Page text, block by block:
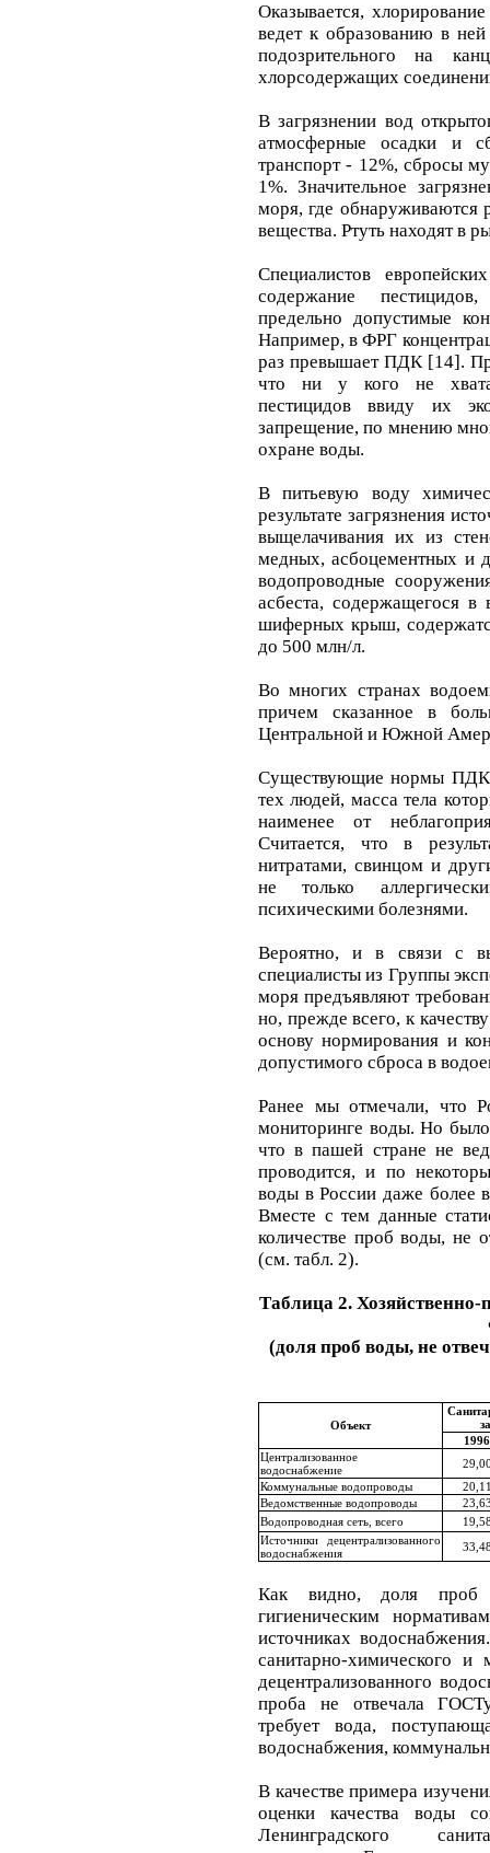
Оказывается,
ведет к образованию в
подозрительного на
хлорсодержащих
В загрязнении вод
атмосферные осадки и
транспорт - 12%, сбросы
1%. Значительное
моря, где обнаруживаются
вещества. Ртуть находят в
Специалистов
содержание
предельно допустимые
Например, в ФРГ
раз превышает ПДК [14].
что ни у кого не
пестицидов ввиду их
запрещение, по мнению
охране воды.
В питьевую воду
результате загрязнения
выщелачивания их из
медных, асбоцементных и
водопроводные
асбеста, содержащегося
шиферных крыш,
до 500 млн/л.
Во многих странах
причем сказанное в
Центральной и Южной
Существующие нормы ПДК
тех людей, масса тела
наименее от
Считается, что в
нитратами, свинцом и
не только
психическими болезнями.
Вероятно, и в связи с
специалисты из Группы
моря предъявляют
но, прежде всего, к
основу нормирования и
допустимого сброса в
Ранее мы отмечали, что
мониторинге воды. Но
что в пашей стране не
проводится, и по
воды в России даже более
Вместе с тем данные
количестве проб воды, не
(см. табл. 2).
Таблица 2. Хозяйственно-
(доля проб воды, не
Объект
1996
Централизованное
водоснабжение
Коммунальные водопроводы
Ведомственные водопроводы
Водопроводная сеть, всего
Источники децентрализованного
водоснабжения
Как видно, доля проб
гигиеническим
источниках
санитарно-химического и
децентрализованного
проба не отвечала
требует вода,
водоснабжения,
В качестве примера
оценки качества воды
Ленинградского